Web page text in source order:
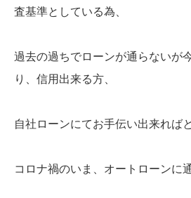
査基準としている為、
過去の過ちでローンが通らないが
り、信用出来る方、
自社ローンにてお手伝い出来れば
コロナ禍のいま、オートローンに